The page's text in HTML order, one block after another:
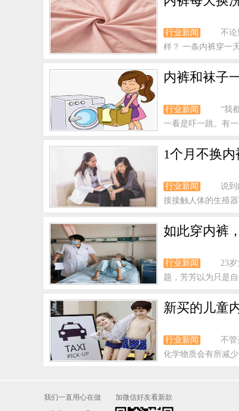
行业新闻
不论
样？ 一条内裤穿一
内裤和袜子
行业新闻
“我
一看是吓一跳。有
1个月不换
行业新闻
说到
接接触人体的生殖
如此穿内裤
行业新闻
23
题，芳芳以为只是
新买的儿童
行业新闻
不管
化学物质会有所减
我们一直用心在做 加微信好友看新款